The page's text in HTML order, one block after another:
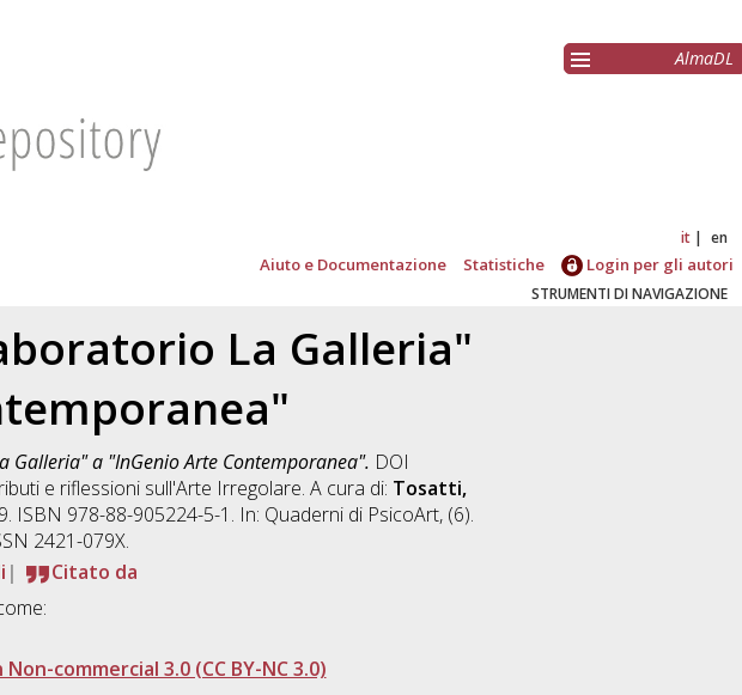
AlmaDL
it en
Aiuto e Documentazione Statistiche Login per gli autori
STRUMENTI DI NAVIGAZIONE
La Galleria"
a "InGenio Arte Contemporanea". DOI
e riflessioni sull'Arte Irregolare. A cura di: Tosatti,
ISBN 978-88-905224-5-1. In: Quaderni di PsicoArt, (6).
2421-079X.
Citato da
commercial 3.0 (CC BY-NC 3.0)